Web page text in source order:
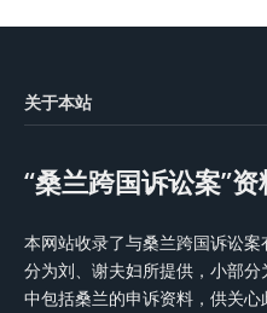
关于本站
“桑兰跨国诉讼案”
本网站收录了与桑兰跨国诉讼
分为刘、谢夫妇所提供，小部
中包括桑兰的申诉资料，供关